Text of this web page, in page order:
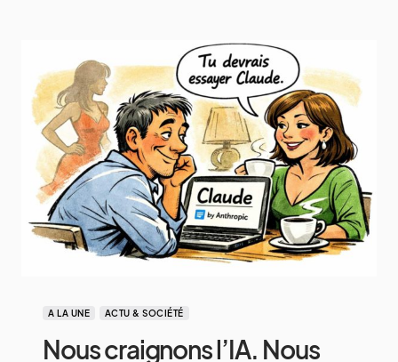
A LA UNE ACTU & SOCIÉTÉ
Nous craignons l’IA. Nous